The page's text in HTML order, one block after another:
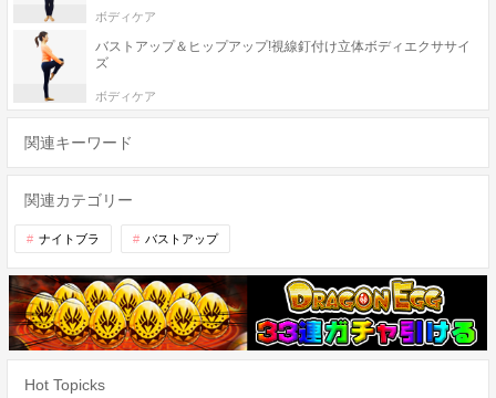
ボディケア
バストアップ＆ヒップアップ!視線釘付け立体ボディエクササイ
ズ
ボディケア
関連キーワード
関連カテゴリー
ナイトブラ バストアップ
Hot Topicks